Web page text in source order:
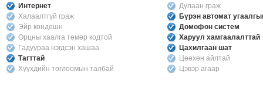
Интернет
Дулаан граж
Халаалтгүй граж
Бүрэн автомат
Эйр кондешн
Домофон систем
Орцны хаалга төмөр кодтой
Харуул хамгаалалттай
Гадуураа нэгдсэн хашаа
Цахилгаан шат
Тагттай
Цөөхөн айлтай
Хүүхдийн тоглоомын талбай
Цэвэр агаар